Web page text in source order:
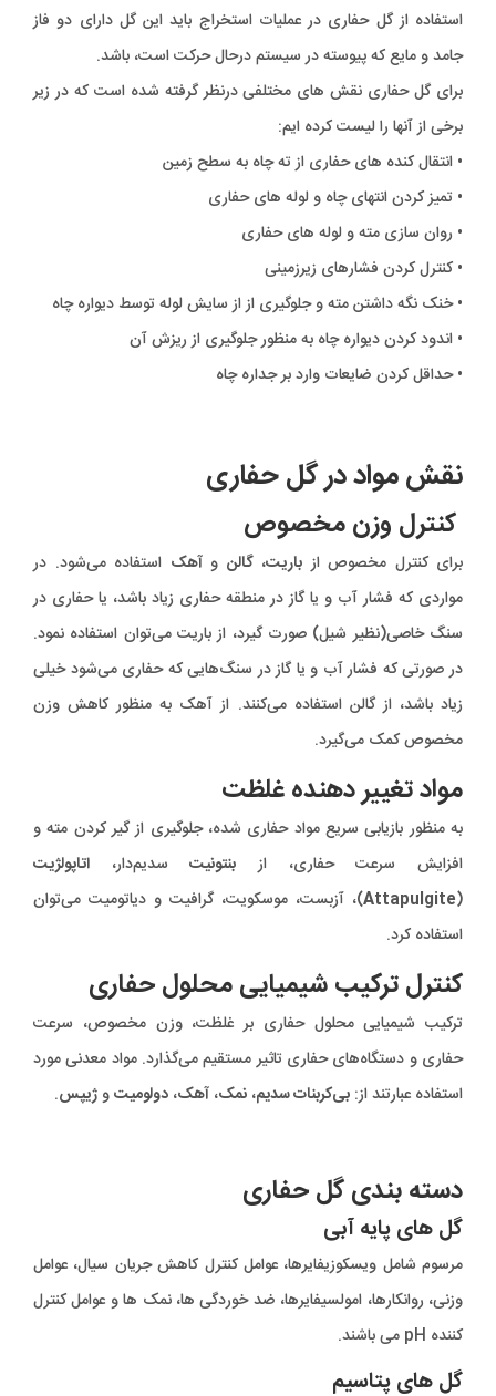
استفاده از گل حفاری در عملیات استخراج باید این گل دارای دو فاز
جامد و مایع که پیوسته در سیستم درحال حرکت است، باشد.
برای گل حفاری نقش های مختلفی درنظر گرفته شده است که در زیر
برخی از آنها را لیست کرده ایم:
• انتقال کنده های حفاری از ته چاه به سطح زمین
• تمیز کردن انتهای چاه و لوله های حفاری
• روان سازی مته و لوله های حفاری
• کنترل کردن فشارهای زیرزمینی
• خنک نگه داشتن مته و جلوگیری از از سایش لوله توسط دیواره چاه
• اندود کردن دیواره چاه به منظور جلوگیری از ریزش آن
• حداقل کردن ضایعات وارد بر جداره چاه
نقش مواد در گل حفاری
کنترل وزن مخصوص
برای کنترل مخصوص از باریت،گالن وآهک استفاده می‌شود. در
مواردی که فشار آب و یا گاز در منطقه حفاری زیاد باشد، یا حفاری در
سنگ خاصی(نظیر شیل) صورت گیرد، از باریت می‌توان استفاده نمود.
در صورتی که فشار آب و یا گاز در سنگ‌هایی که حفاری می‌شود خیلی
زیاد باشد، از گالن استفاده می‌کنند. از آهک به منظور کاهش وزن
مخصوص کمک می‌گیرد.
مواد تغییر دهنده غلظت
به منظور بازیابی سریع مواد حفاری شده، جلوگیری از گیر کردن مته و
افزایش سرعت حفاری، از بنتونیتسدیم‌دار، اتاپولژیت
(
Attapulgite)، آزبست، موسکویت، گرافیت و دیاتومیت می‌توان
استفاده کرد.
کنترل ترکیب شیمیایی محلول حفاری
ترکیب شیمیایی محلول حفاری بر غلظت، وزن مخصوص، سرعت
حفاری و دستگاه‌های حفاری تاثیر مستقیم می‌گذارد. مواد معدنی مورد
استفاده عبارتند از: بی‌کربنات سدیم، نمک، آهک، دولومیتوژیپس.
دسته بندی گل حفاری
گل های پایه آبی
مرسوم شامل ویسکوزیفایرها، عوامل کنترل کاهش جریان سیال، عوامل
وزنی، روانکارها، امولسیفایرها، ضد خوردگی ها، نمک ها و عوامل کنترل
کننده pH می باشند.
گل های پتاسیم